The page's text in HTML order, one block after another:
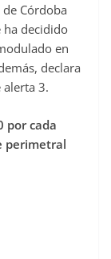
Córdoba
ha decidido
en
declara
3.
por cada
perimetral